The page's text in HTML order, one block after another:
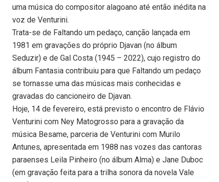
uma música do compositor alagoano até então inédita na
voz de Venturini.
Trata-se de Faltando um pedaço, canção lançada em
1981 em gravações do próprio Djavan (no álbum
Seduzir) e de Gal Costa (1945 – 2022), cujo registro do
álbum Fantasia contribuiu para que Faltando um pedaço
se tornasse uma das músicas mais conhecidas e
gravadas do cancioneiro de Djavan.
Hoje, 14 de fevereiro, está previsto o encontro de Flávio
Venturini com Ney Matogrosso para a gravação da
música Besame, parceria de Venturini com Murilo
Antunes, apresentada em 1988 nas vozes das cantoras
paraenses Leila Pinheiro (no álbum Alma) e Jane Duboc
(em gravação feita para a trilha sonora da novela Vale